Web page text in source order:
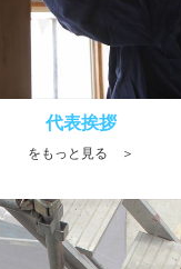
代表挨拶
をもっと見る ＞